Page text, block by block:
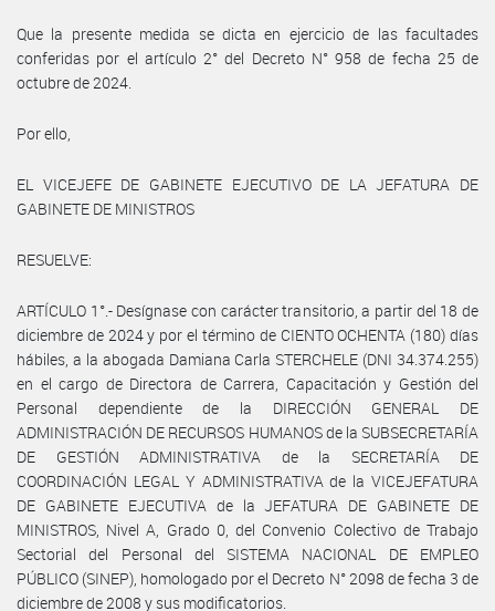
Que la presente medida se dicta en ejercicio de las facultades
conferidas por el artículo 2° del Decreto N° 958 de fecha 25 de
octubre de 2024.
Por ello,
EL VICEJEFE DE GABINETE EJECUTIVO DE LA JEFATURA DE
GABINETE DE MINISTROS
RESUELVE:
ARTÍCULO 1°.- Desígnase con carácter transitorio, a partir del 18 de
diciembre de 2024 y por el término de CIENTO OCHENTA (180) días
hábiles, a la abogada Damiana Carla STERCHELE (DNI 34.374.255)
en el cargo de Directora de Carrera, Capacitación y Gestión del
Personal dependiente de la DIRECCIÓN GENERAL DE
ADMINISTRACIÓN DE RECURSOS HUMANOS de la SUBSECRETARÍA
DE GESTIÓN ADMINISTRATIVA de la SECRETARÍA DE
COORDINACIÓN LEGAL Y ADMINISTRATIVA de la VICEJEFATURA
DE GABINETE EJECUTIVA de la JEFATURA DE GABINETE DE
MINISTROS, Nivel A, Grado 0, del Convenio Colectivo de Trabajo
Sectorial del Personal del SISTEMA NACIONAL DE EMPLEO
PÚBLICO (SINEP), homologado por el Decreto N° 2098 de fecha 3 de
diciembre de 2008 y sus modificatorios.